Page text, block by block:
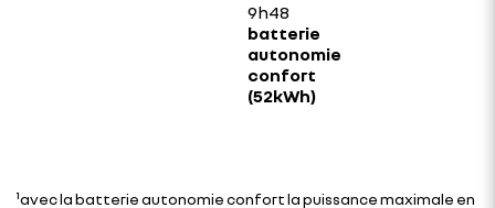
9h48
¹avec la batterie autonomie confort la puissance maximale en